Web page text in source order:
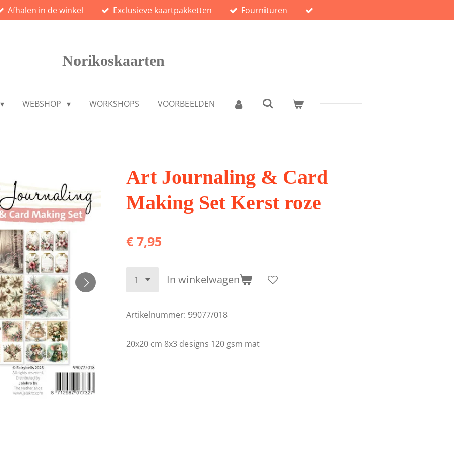
Afhalen in de winkel Exclusieve kaartpakketten Fournituren
Norikoskaarten
WEBSHOP WORKSHOPS VOORBEELDEN
Art Journaling & Card
Making Set Kerst roze
€ 7,95
In winkelwagen
Artikelnummer: 99077/018
20x20 cm 8x3 designs 120 gsm mat